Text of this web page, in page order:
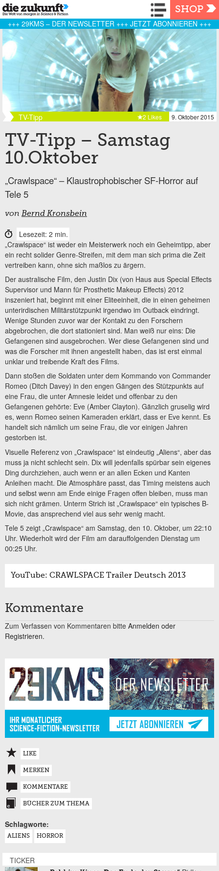
Navigation
SHOP
+++ 29KMS – DER NEWSLETTER +++ JETZT ABONNIEREN +++
TV-Tipp 9. Oktober 2015
2 Likes
TV-Tipp – Samstag
10.Oktober
„Crawlspace“ – Klaustrophobischer SF-Horror auf
Tele 5
von Bernd Kronsbein
Lesezeit: 2 min.
„Crawlspace“ ist weder ein Meisterwerk noch ein Geheimtipp, aber
ein recht solider Genre-Streifen, mit dem man sich prima die Zeit
vertreiben kann, ohne sich maßlos zu ärgern.
Der australische Film, den Justin Dix (von Haus aus Special Effects
Supervisor und Mann für Prosthetic Makeup Effects) 2012
inszeniert hat, beginnt mit einer Eliteeinheit, die in einen geheimen
unterirdischen Militärstützpunkt irgendwo im Outback eindringt.
Wenige Stunden zuvor war der Kontakt zu den Forschern
abgebrochen, die dort stationiert sind. Man weiß nur eins: Die
Gefangenen sind ausgebrochen. Wer diese Gefangenen sind und
was die Forscher mit ihnen angestellt haben, das ist erst einmal
unklar und treibende Kraft des Films.
Dann stoßen die Soldaten unter dem Kommando von Commander
Romeo (Ditch Davey) in den engen Gängen des Stützpunkts auf
eine Frau, die unter Amnesie leidet und offenbar zu den
Gefangenen gehörte: Eve (Amber Clayton). Gänzlich gruselig wird
es, wenn Romeo seinen Kameraden erklärt, dass er Eve kennt. Es
handelt sich nämlich um seine Frau, die vor einigen Jahren
gestorben ist.
Visuelle Referenz von „Crawlspace“ ist eindeutig „Aliens“, aber das
muss ja nicht schlecht sein. Dix will jedenfalls spürbar sein eigenes
Ding durchziehen, auch wenn er an allen Ecken und Kanten
Anleihen macht. Die Atmosphäre passt, das Timing meistens auch
und selbst wenn am Ende einige Fragen offen bleiben, muss man
sich nicht grämen. Unterm Strich ist „Crawlspace“ ein typisches B-
Movie, das ansprechend viel aus sehr wenig macht.
Tele 5 zeigt „Crawlspace“ am Samstag, den 10. Oktober, um 22:10
Uhr. Wiederholt wird der Film am darauffolgenden Dienstag um
00:25 Uhr.
YouTube: CRAWLSPACE Trailer Deutsch 2013
Kommentare
Zum Verfassen von Kommentaren bitte Anmelden oder
Registrieren.
LIKE
MERKEN
KOMMENTARE
BÜCHER ZUM THEMA
Schlagworte:
ALIENS HORROR
TICKER